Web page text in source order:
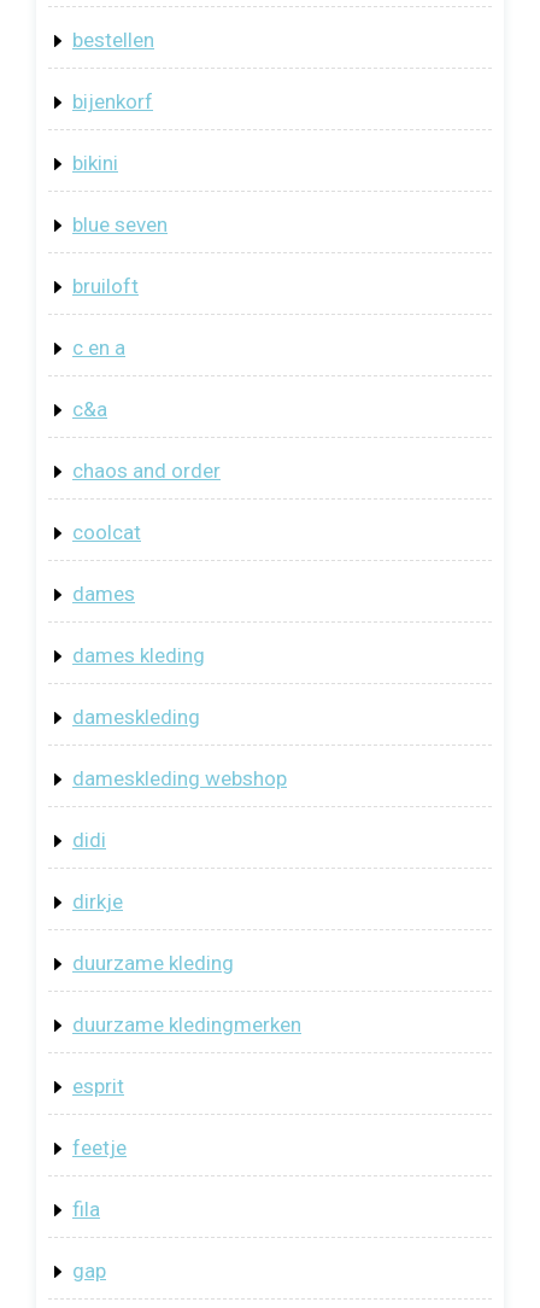
bestellen
bijenkorf
bikini
blue seven
bruiloft
c en a
c&a
chaos and order
coolcat
dames
dames kleding
dameskleding
dameskleding webshop
didi
dirkje
duurzame kleding
duurzame kledingmerken
esprit
feetje
fila
gap